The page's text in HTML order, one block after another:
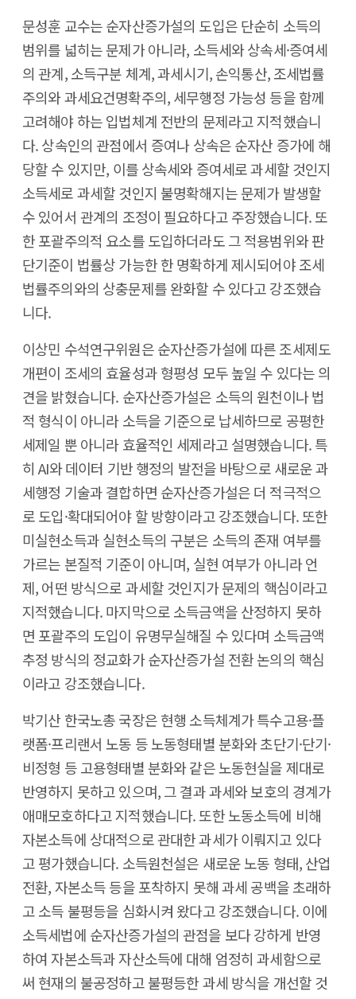
문성훈 교수는 순자산증가설의 도입은 단순히 소득의
범위를 넓히는 문제가 아니라, 소득세와 상속세·증여세
의 관계, 소득구분 체계, 과세시기, 손익통산, 조세법률
주의와 과세요건명확주의, 세무행정 가능성 등을 함께
고려해야 하는 입법체계 전반의 문제라고 지적했습니
다. 상속인의 관점에서 증여나 상속은 순자산 증가에 해
당할 수 있지만, 이를 상속세와 증여세로 과세할 것인지
소득세로 과세할 것인지 불명확해지는 문제가 발생할
수 있어서 관계의 조정이 필요하다고 주장했습니다. 또
한 포괄주의적 요소를 도입하더라도 그 적용범위와 판
단기준이 법률상 가능한 한 명확하게 제시되어야 조세
법률주의와의 상충문제를 완화할 수 있다고 강조했습
니다.
이상민 수석연구위원은 순자산증가설에 따른 조세제도
개편이 조세의 효율성과 형평성 모두 높일 수 있다는 의
견을 밝혔습니다. 순자산증가설은 소득의 원천이나 법
적 형식이 아니라 소득을 기준으로 납세하므로 공평한
세제일 뿐 아니라 효율적인 세제라고 설명했습니다. 특
히 AI와 데이터 기반 행정의 발전을 바탕으로 새로운 과
세행정 기술과 결합하면 순자산증가설은 더 적극적으
로 도입·확대되어야 할 방향이라고 강조했습니다. 또한
미실현소득과 실현소득의 구분은 소득의 존재 여부를
가르는 본질적 기준이 아니며, 실현 여부가 아니라 언
제, 어떤 방식으로 과세할 것인지가 문제의 핵심이라고
지적했습니다. 마지막으로 소득금액을 산정하지 못하
면 포괄주의 도입이 유명무실해질 수 있다며 소득금액
추정 방식의 정교화가 순자산증가설 전환 논의의 핵심
이라고 강조했습니다.
박기산 한국노총 국장은 현행 소득체계가 특수고용·플
랫폼·프리랜서 노동 등 노동형태별 분화와 초단기·단기·
비정형 등 고용형태별 분화와 같은 노동현실을 제대로
반영하지 못하고 있으며, 그 결과 과세와 보호의 경계가
애매모호하다고 지적했습니다. 또한 노동소득에 비해
자본소득에 상대적으로 관대한 과세가 이뤄지고 있다
고 평가했습니다. 소득원천설은 새로운 노동 형태, 산업
전환, 자본소득 등을 포착하지 못해 과세 공백을 초래하
고 소득 불평등을 심화시켜 왔다고 강조했습니다. 이에
소득세법에 순자산증가설의 관점을 보다 강하게 반영
하여 자본소득과 자산소득에 대해 엄정히 과세함으로
써 현재의 불공정하고 불평등한 과세 방식을 개선할 것